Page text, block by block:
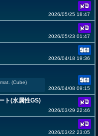
2026/05/25 18:47
2026/05/23 01:47
2026/04/18 19:36
(Cube)
2026/04/08 09:15
ト(水属性GS)
2026/03/29 22:46
2026/03/22 23:05